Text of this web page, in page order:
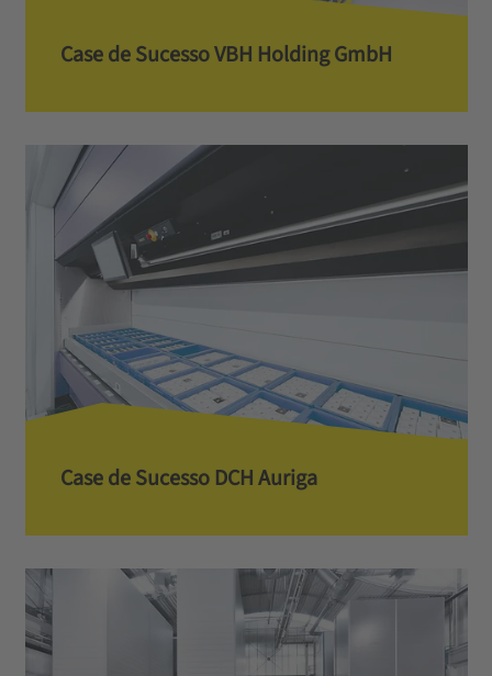
Case de Sucesso VBH Holding GmbH
Case de Sucesso DCH Auriga